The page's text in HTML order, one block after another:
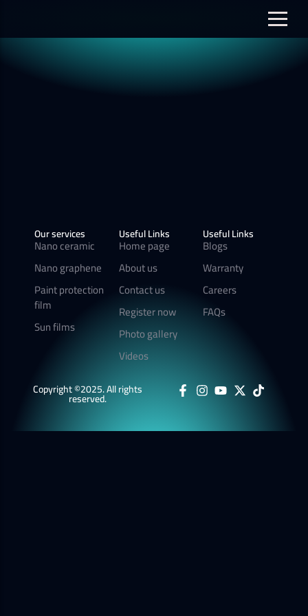
Our services
Nano ceramic
Nano graphene
Paint protection
film
Sun films
Useful Links
Home page
About us
Contact us
Register now
Photo gallery
Videos
Useful Links
Blogs
Warranty
Careers
FAQs
Copyright ©2025. All rights
reserved.